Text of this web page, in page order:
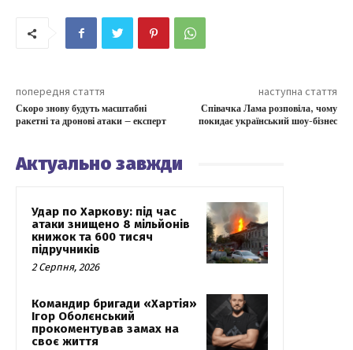
попередня стаття
Скоро знову будуть масштабні
ракетні та дронові атаки – експерт
наступна стаття
Співачка Лама розповіла, чому
покидає український шоу-бізнес
Актуально завжди
Удар по Харкову: під час
атаки знищено 8 мільйонів
книжок та 600 тисяч
підручників
2 Серпня, 2026
Командир бригади «Хартія»
Ігор Оболєнський
прокоментував замах на
своє життя